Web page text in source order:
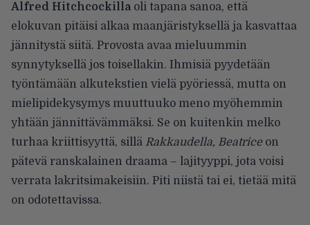
Alfred Hitchcockillaoli tapana sanoa, että
elokuvan pitäisi alkaa maanjäristyksellä ja kasvattaa
jännitystä siitä. Provosta avaa mieluummin
synnytyksellä jos toisellakin. Ihmisiä pyydetään
työntämään alkutekstien vielä pyöriessä, mutta on
mielipidekysymys muuttuuko meno myöhemmin
yhtään jännittävämmäksi. Se on kuitenkin melko
turhaa kriittisyyttä, sillä Rakkaudella, Beatriceon
pätevä ranskalainen draama – lajityyppi, jota voisi
verrata lakritsimakeisiin. Piti niistä tai ei, tietää mitä
on odotettavissa.